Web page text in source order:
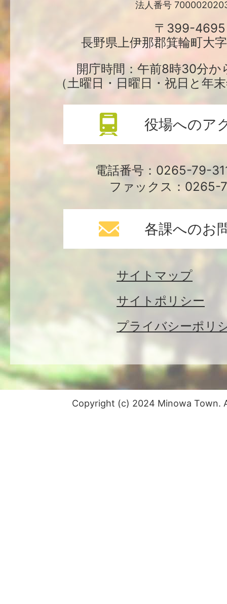
輪
役
場
法人番号
〒399-4695
長野県上伊那郡箕輪町大
開庁時間：午前8時30分か
（土曜日・日曜日・祝日と年
役場へのア
電話番号：0265-79-
ファックス：0265-
各課へのお
サイトマップ
サイトポリシー
プライバシーポリ
Copyright (c) 2024 Minowa Town.